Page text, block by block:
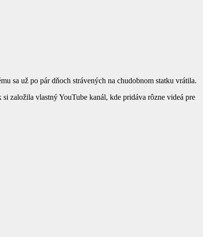
sa už po pár dňoch strávených na chudobnom statku vrátila.
založila vlastný YouTube kanál, kde pridáva rôzne videá pre